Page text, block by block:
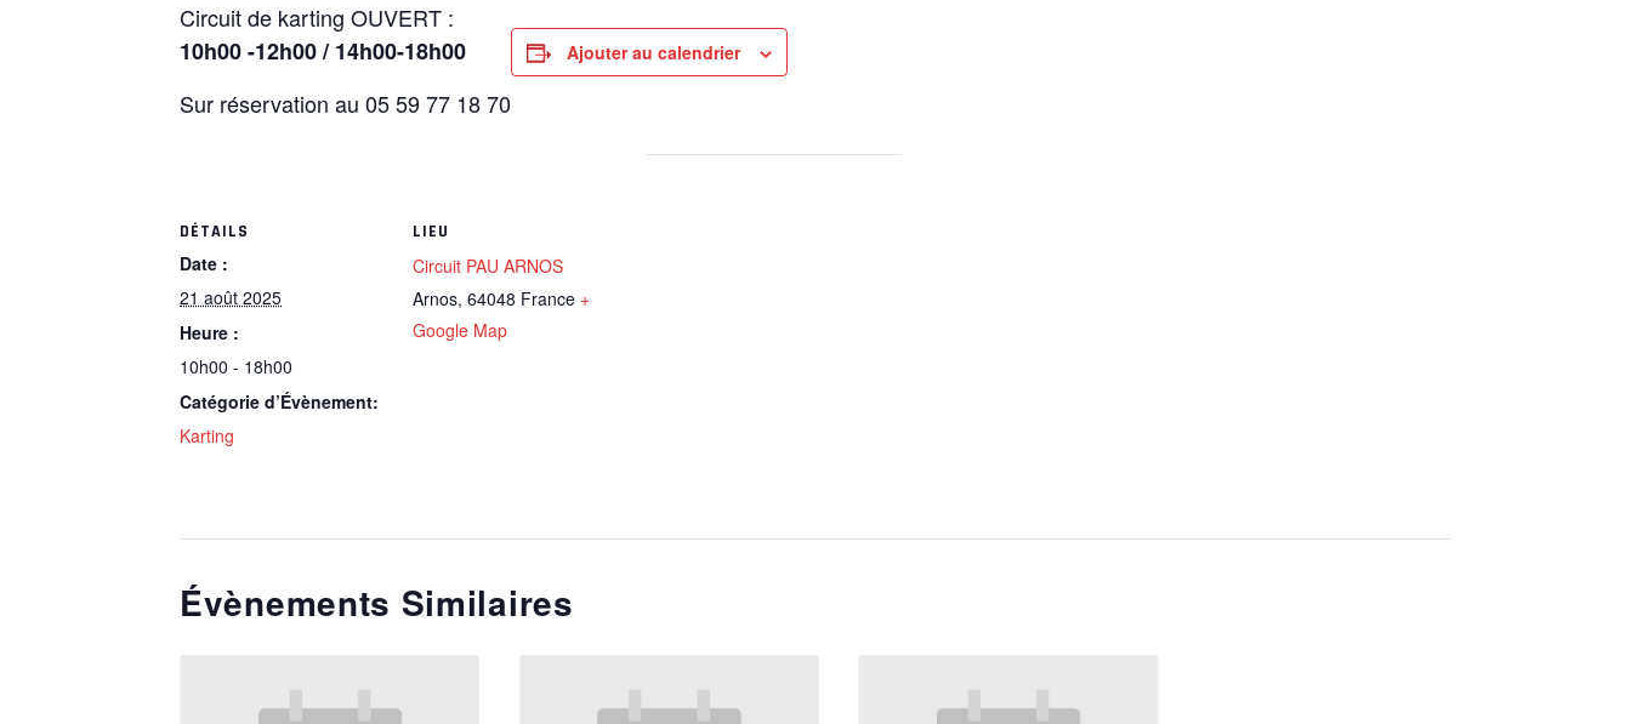
Circuit de karting OUVERT :
10h00 -12h00 / 14h00-18h00
Sur réservation au 05 59 77 18 70
Ajouter au calendrier
DÉTAILS
Date :
21 août 2025
Heure :
10h00 - 18h00
Catégorie d’Évènement:
Karting
LIEU
Circuit PAU ARNOS
Arnos, 64048 France +
Google Map
Évènements Similaires